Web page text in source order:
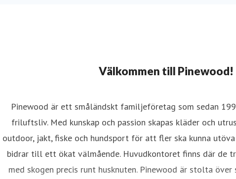
Välkommen till Pinewood!
Pinewood är ett småländskt familjeföretag som sedan
friluftsliv. Med kunskap och passion skapas kläder och
outdoor, jakt, fiske och hundsport för att fler ska kunna
bidrar till ett ökat välmående. Huvudkontoret finns där de
med skogen precis runt husknuten. Pinewood är stolta